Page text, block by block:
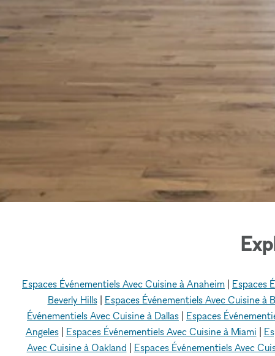
Espaces Événementiels Avec Cuisine à Anaheim | Espaces
Beverly Hills| Espaces Événementiels Avec Cuisine à
Événementiels Avec Cuisine à Dallas | Espaces
Angeles| Espaces Événementiels Avec Cuisine à Miami |
Avec Cuisine à Oakland | Espaces Événementiels Avec